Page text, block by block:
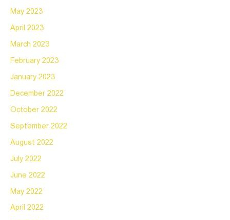
May 2023
April 2023
March 2023
February 2023
January 2023
December 2022
October 2022
September 2022
August 2022
July 2022
June 2022
May 2022
April 2022